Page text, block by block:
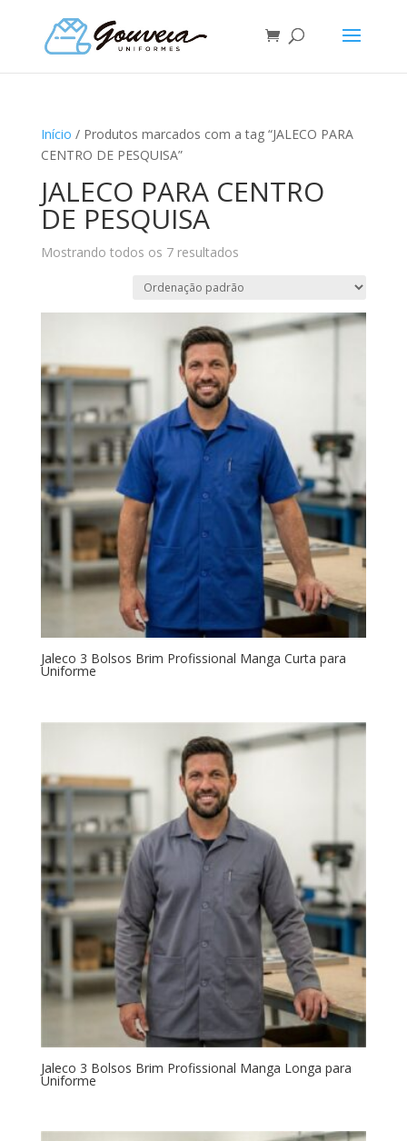
Início / Produtos marcados com a tag “JALECO PARA
CENTRO DE PESQUISA”
JALECO PARA CENTRO
DE PESQUISA
Mostrando todos os 7 resultados
Jaleco 3 Bolsos Brim Profissional Manga Curta para
Uniforme
Jaleco 3 Bolsos Brim Profissional Manga Longa para
Uniforme